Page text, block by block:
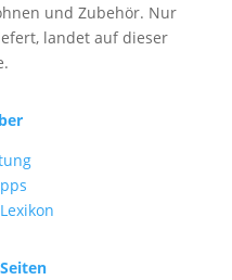
und Zubehör. Nur
landet auf dieser